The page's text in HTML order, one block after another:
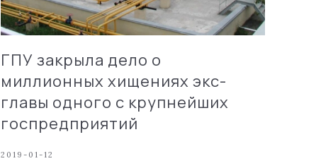
ГПУ закрыла дело о
миллионных хищениях экс-
главы одного с крупнейших
госпредприятий
2019-01-12